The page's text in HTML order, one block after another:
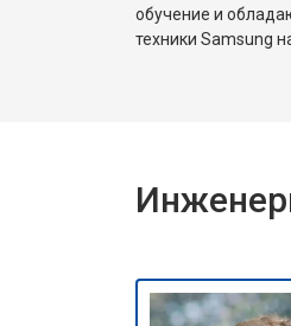
обучение и
техники Samsung